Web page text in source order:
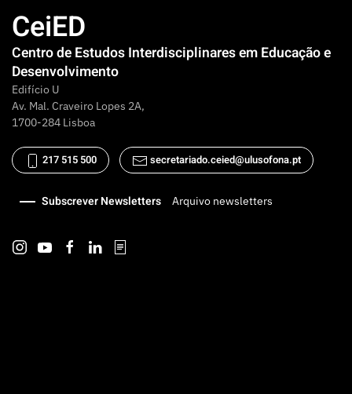
CeiED
Centro de Estudos Interdisciplinares em Educação e
Desenvolvimento
Edifício U
Av. Mal. Craveiro Lopes 2A,
1700-284 Lisboa
217 515 500 secretariado.ceied@ulusofona.pt
Subscrever Newsletters Arquivo newsletters